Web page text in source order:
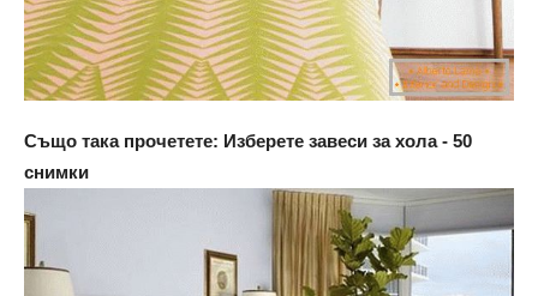
Също така прочетете: Изберете завеси за хола - 50
снимки